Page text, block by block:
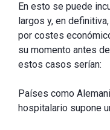
En esto se puede
largos y, en
por costes
su momento antes
estos casos serían:
Países como
hospitalario supone